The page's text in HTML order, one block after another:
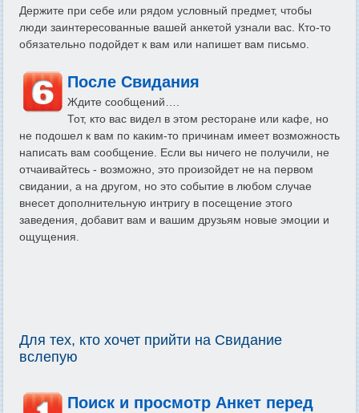
Держите при себе или рядом условный предмет, чтобы
люди заинтересованные вашей анкетой узнали вас. Кто-то
обязательно подойдет к вам или напишет вам письмо.
После Свидания
Ждите сообщений….
Тот, кто вас видел в этом ресторане или кафе, но
не подошел к вам по каким-то причинам имеет возможность
написать вам сообщение. Если вы ничего не получили, не
отчаивайтесь - возможно, это произойдет не на первом
свидании, а на другом, но это событие в любом случае
внесет дополнительную интригу в посещение этого
заведения, добавит вам и вашим друзьям новые эмоции и
ощущения.
Для тех, кто хочет прийти на Свидание
вслепую
Поиск и просмотр Анкет перед